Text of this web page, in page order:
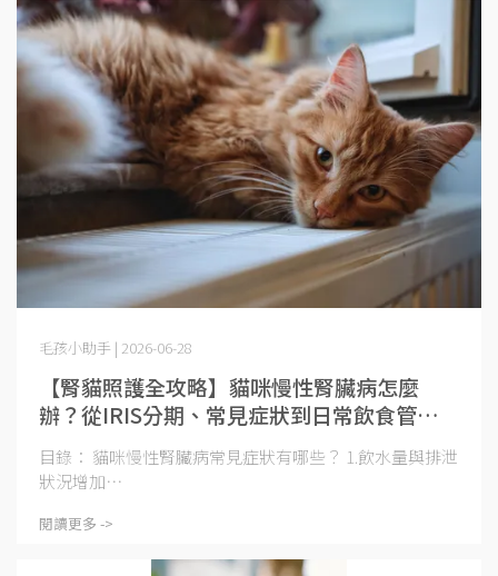
【腎貓照護全攻略】貓咪慢性腎臟病怎麼
辦？從IRIS分期、常見症狀到日常飲食管理一
毛孩小助手 | 2026-06-28
目錄： 貓咪慢性腎臟病常見症狀有哪些？ 1.飲水量與排泄
狀況增加⋯
閱讀更多 ->